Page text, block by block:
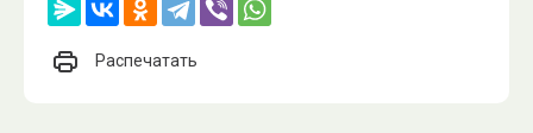
Распечатать